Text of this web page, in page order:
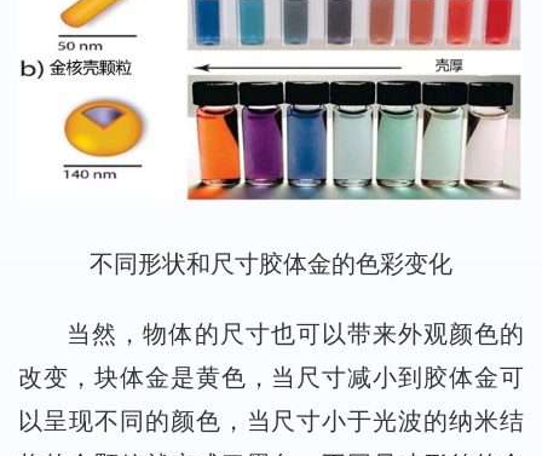
不同形状和尺寸胶体金的色彩变化
当然，物体的尺寸也可以带来外观颜色的
改变，块体金是黄色，当尺寸减小到胶体金可
以呈现不同的颜色，当尺寸小于光波的纳米结